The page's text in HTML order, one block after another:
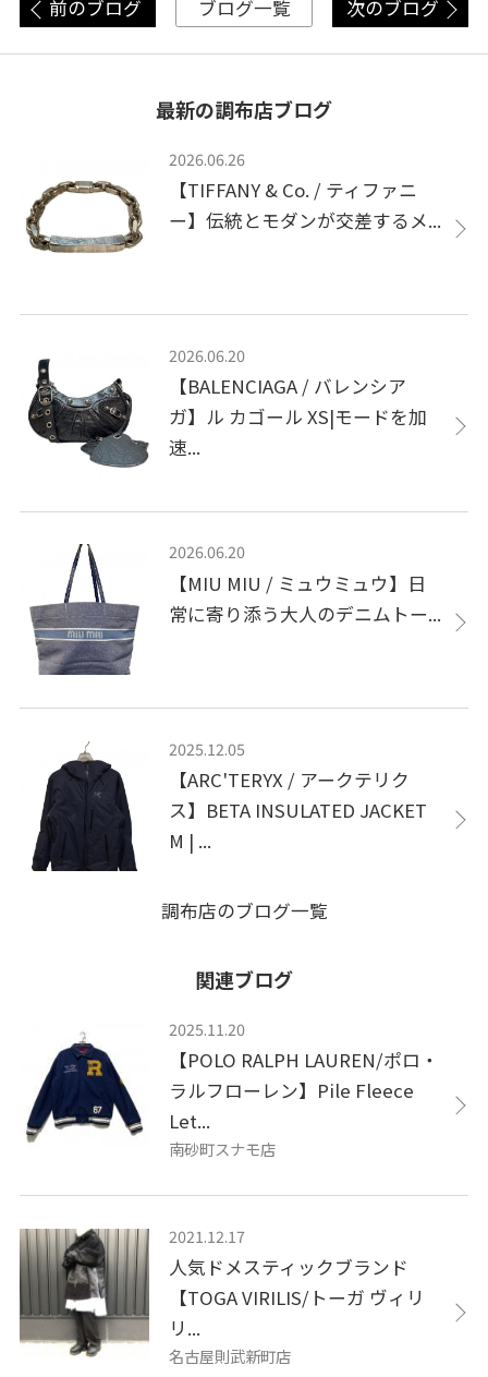
前のブログ ブログ一覧 次のブログ
最新の調布店ブログ
2026.06.26
【TIFFANY & Co. / ティファニ
ー】伝統とモダンが交差するメ...
2026.06.20
【BALENCIAGA / バレンシア
ガ】ル カゴール XS|モードを加
速...
2026.06.20
【MIU MIU / ミュウミュウ】日
常に寄り添う大人のデニムトー...
2025.12.05
【ARC'TERYX / アークテリク
ス】BETA INSULATED JACKET
M | ...
調布店のブログ一覧
関連ブログ
2025.11.20
【POLO RALPH LAUREN/ポロ・
ラルフローレン】Pile Fleece
Let...
南砂町スナモ店
2021.12.17
人気ドメスティックブランド
【TOGA VIRILIS/トーガ ヴィリ
リ...
名古屋則武新町店